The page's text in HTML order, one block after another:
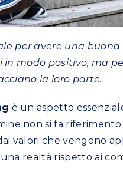
per avere una
modo positivo, ma
la loro parte.
è un aspetto
non si fa
valori che vengono
realtà rispetto ai